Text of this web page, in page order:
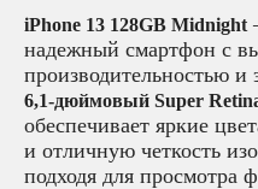
iPhone 13 128GB Midnight
надежный смартфон с
производительностью
6,1-дюймовый Super
обеспечивает яркие
и отличную четкость
подходя для просмотра